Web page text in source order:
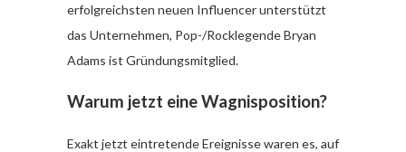
erfolgreichsten neuen Influencer unterstützt
das Unternehmen, Pop-/Rocklegende Bryan
Adams ist Gründungsmitglied.
Warum jetzt eine Wagnisposition?
Exakt jetzt eintretende Ereignisse waren es, auf